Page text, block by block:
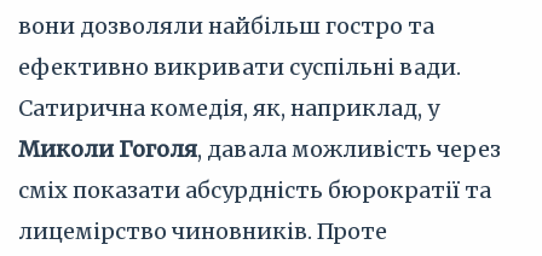
вони дозволяли найбільш гостро та
ефективно викривати суспільні вади.
Сатирична комедія, як, наприклад, у
Миколи Гоголя, давала можливість через
сміх показати абсурдність бюрократії та
лицемірство чиновників. Проте